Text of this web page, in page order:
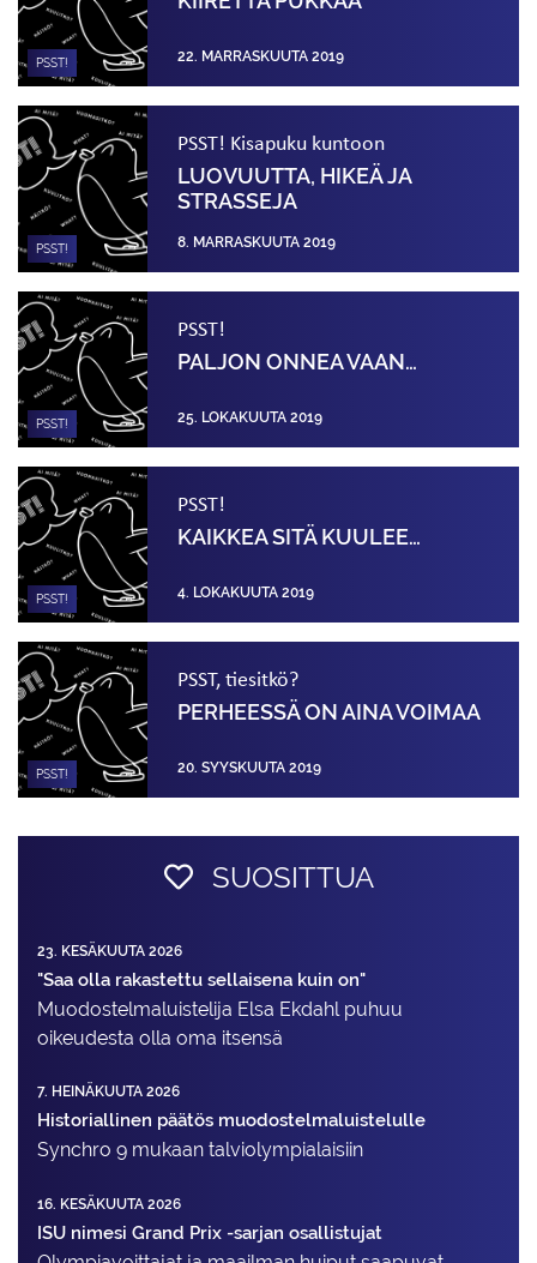
PSST! 22. MARRASKUUTA 2019
PSST!
PSST! Kisapuku kuntoon
LUOVUUTTA, HIKEÄ JA
STRASSEJA
8. MARRASKUUTA 2019
PSST!
PSST!
PALJON ONNEA VAAN…
25. LOKAKUUTA 2019
PSST!
PSST!
KAIKKEA SITÄ KUULEE…
4. LOKAKUUTA 2019
PSST!
PSST, tiesitkö?
PERHEESSÄ ON AINA VOIMAA
20. SYYSKUUTA 2019
SUOSITTUA
23. KESÄKUUTA 2026
"Saa olla rakastettu sellaisena kuin on"
Muodostelma­luistelija Elsa Ekdahl puhuu
oikeudesta olla oma itsensä
7. HEINÄKUUTA 2026
Historiallinen päätös muodostelmaluistelulle
Synchro 9 mukaan talviolympialaisiin
16. KESÄKUUTA 2026
ISU nimesi Grand Prix -sarjan osallistujat